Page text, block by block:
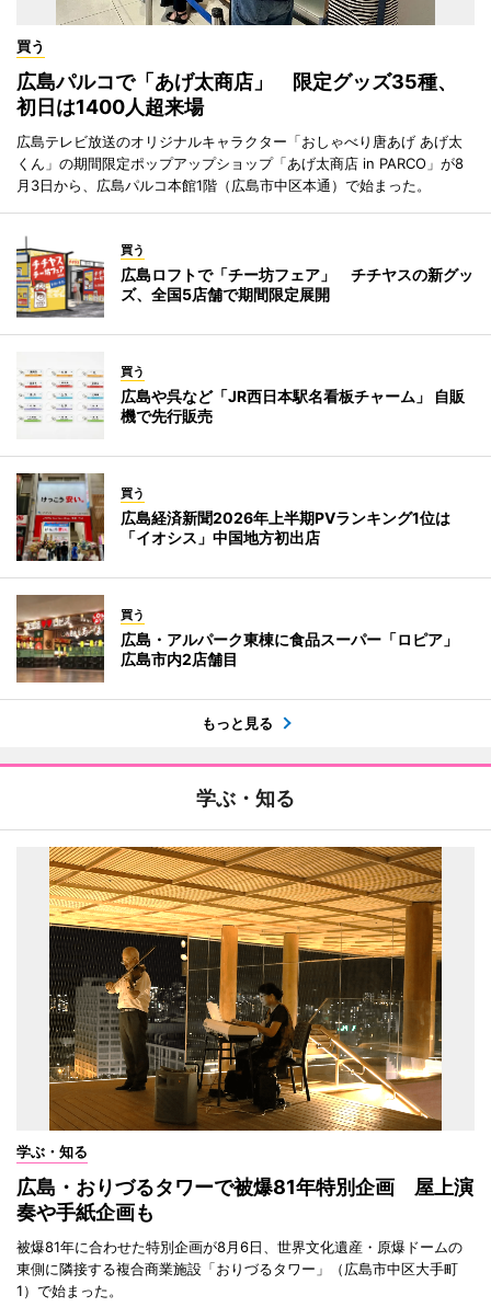
買う
広島パルコで「あげ太商店」 限定グッズ35種、
初日は1400人超来場
広島テレビ放送のオリジナルキャラクター「おしゃべり唐あげ あげ太
くん」の期間限定ポップアップショップ「あげ太商店 in PARCO」が8
月3日から、広島パルコ本館1階（広島市中区本通）で始まった。
買う
広島ロフトで「チー坊フェア」 チチヤスの新グッ
ズ、全国5店舗で期間限定展開
買う
広島や呉など「JR西日本駅名看板チャーム」 自販
機で先行販売
買う
広島経済新聞2026年上半期PVランキング1位は
「イオシス」中国地方初出店
買う
広島・アルパーク東棟に食品スーパー「ロピア」
広島市内2店舗目
もっと見る
学ぶ・知る
学ぶ・知る
広島・おりづるタワーで被爆81年特別企画 屋上演
奏や手紙企画も
被爆81年に合わせた特別企画が8月6日、世界文化遺産・原爆ドームの
東側に隣接する複合商業施設「おりづるタワー」（広島市中区大手町
1）で始まった。